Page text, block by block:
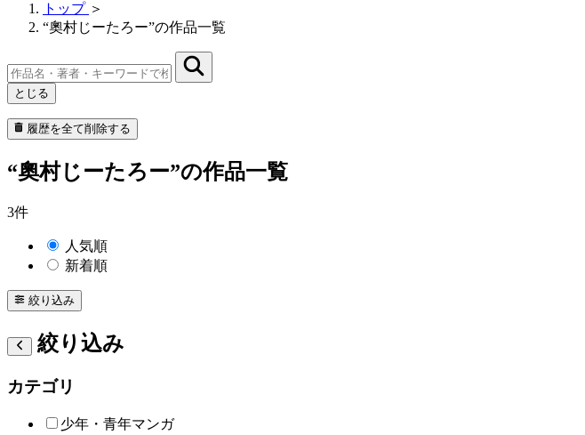
トップ ＞
“奧村じーたろー”の作品一覧
とじる
履歴を全て削除する
“奧村じーたろー”の作品一覧
3件
人気順
新着順
絞り込み
絞り込み
カテゴリ
少年・青年マンガ